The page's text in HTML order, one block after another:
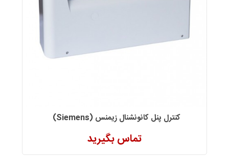
کنترل پنل کانونشنال زیمنس (Siemens)
تماس بگیرید